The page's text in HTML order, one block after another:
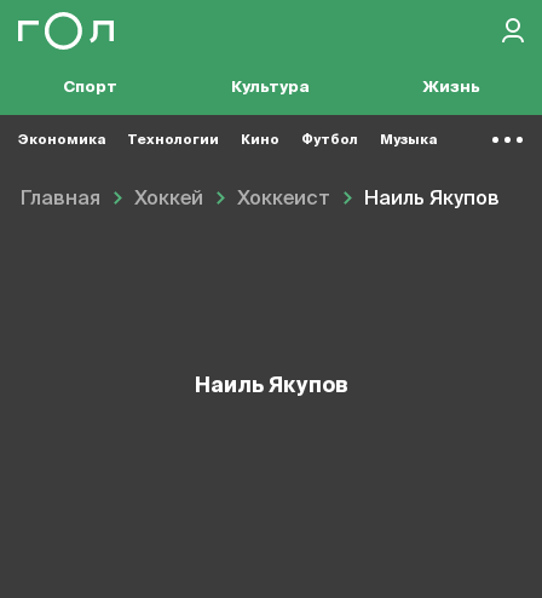
Спорт Культура Жизнь
Экономика Технологии Кино Футбол Музыка
Главная Хоккей Хоккеист Наиль Якупов
Наиль Якупов